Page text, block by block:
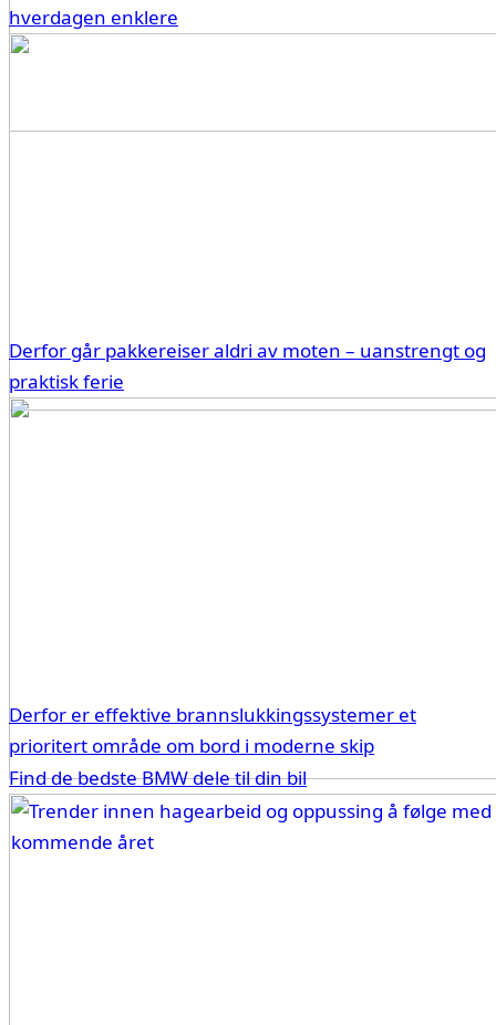
hverdagen enklere
Derfor går pakkereiser aldri av moten – uanstrengt og
praktisk ferie
Derfor er effektive brannslukkingssystemer et
prioritert område om bord i moderne skip
Find de bedste BMW dele til din bil